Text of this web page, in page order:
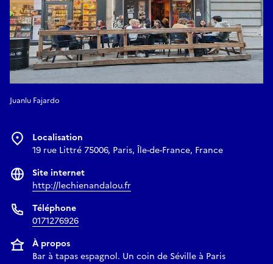
Juanlu Fajardo
Localisation
19 rue Littré 75006, Paris, Île-de-France, France
Site internet
http://lechienandalou.fr
Téléphone
0171276926
À propos
Bar à tapas espagnol. Un coin de Séville à Paris